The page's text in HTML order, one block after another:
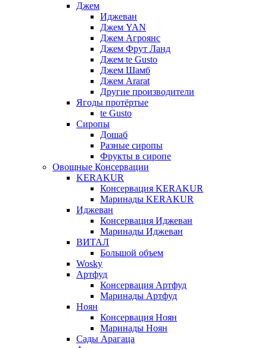
Джем
Иджеван
Джем YAN
Джем Агроянс
Джем Фрут Ланд
Джем te Gusto
Джем Шамб
Джем Ararat
Другие производители
Ягоды протёртые
te Gusto
Сиропы
Дошаб
Разные сиропы
Фрукты в сиропе
Овощные Консервации
KERAKUR
Консервация KERAKUR
Маринады KERAKUR
Иджеван
Консервация Иджеван
Маринады Иджеван
ВИТАЛ
Большой объем
Wosky
Артфуд
Консервация Артфуд
Маринады Артфуд
Ноян
Консервация Ноян
Маринады Ноян
Сады Арагаца